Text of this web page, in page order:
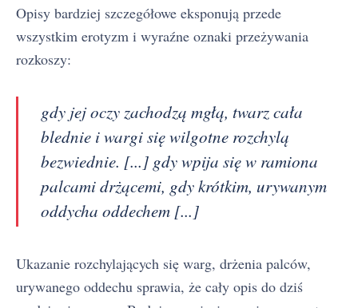
Opisy bardziej szczegółowe eksponują przede
wszystkim erotyzm i wyraźne oznaki przeżywania
rozkoszy:
gdy jej oczy zachodzą mgłą, twarz cała
blednie i wargi się wilgotne rozchylą
bezwiednie. [...] gdy wpija się w ramiona
palcami drżącemi, gdy krótkim, urywanym
oddycha oddechem [...]
Ukazanie rozchylających się warg, drżenia palców,
urywanego oddechu sprawia, że cały opis do dziś